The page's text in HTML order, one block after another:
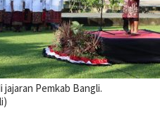
Pemkab Bangli.